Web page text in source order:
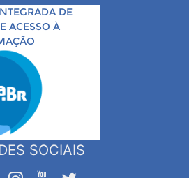
DE
ACESSO À
SOCIAIS